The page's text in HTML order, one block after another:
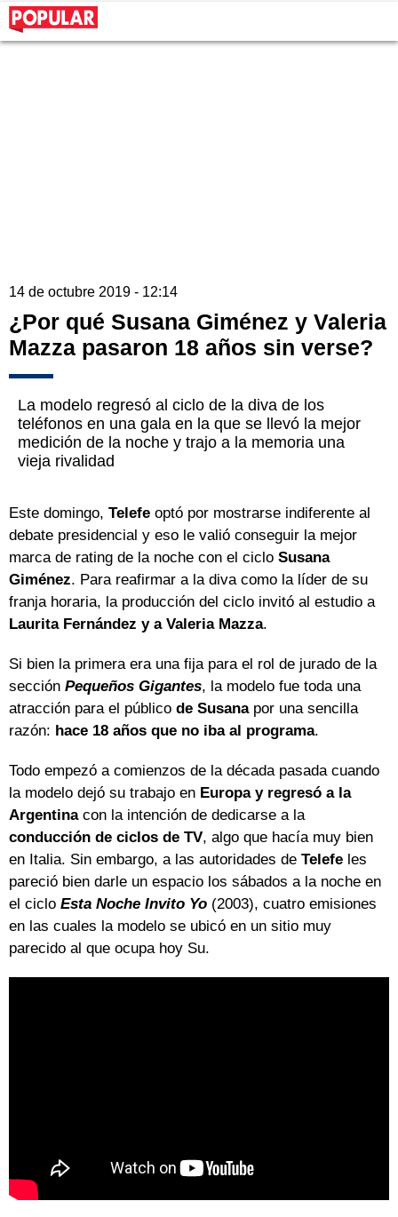
14 de octubre 2019 - 12:14
¿Por qué Susana Giménez y Valeria
Mazza pasaron 18 años sin verse?
La modelo regresó al ciclo de la diva de los
teléfonos en una gala en la que se llevó la mejor
medición de la noche y trajo a la memoria una
vieja rivalidad
Este domingo, Telefe optó por mostrarse indiferente al
debate presidencial y eso le valió conseguir la mejor
marca de rating de la noche con el ciclo Susana
Giménez. Para reafirmar a la diva como la líder de su
franja horaria, la producción del ciclo invitó al estudio a
Laurita Fernández y a Valeria Mazza.
Si bien la primera era una fija para el rol de jurado de la
sección Pequeños Gigantes, la modelo fue toda una
atracción para el público de Susanapor una sencilla
razón: hace 18 años que no iba al programa.
Todo empezó a comienzos de la década pasada cuando
la modelo dejó su trabajo en Europa y regresó a la
Argentina con la intención de dedicarse a la
conducción de ciclos de TV, algo que hacía muy bien
en Italia. Sin embargo, a las autoridades de Telefe les
pareció bien darle un espacio los sábados a la noche en
el ciclo Esta Noche Invito Yo (2003), cuatro emisiones
en las cuales la modelo se ubicó en un sitio muy
parecido al que ocupa hoy Su.